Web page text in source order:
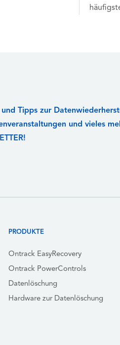
Tipps zur
und vieles
PRODUKTE
Ontrack EasyRecovery
Ontrack PowerControls
Datenlöschung
Hardware zur Datenlöschung